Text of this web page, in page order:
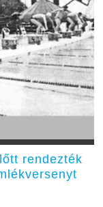
rendezték